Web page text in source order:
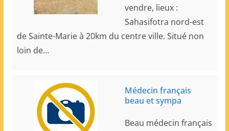
vendre, lieux :
Sahasifotra nord-est
de Sainte-Marie à 20km du centre ville. Situé non
loin de…
Médecin français
beau et sympa
Beau médecin français